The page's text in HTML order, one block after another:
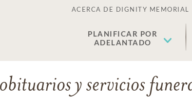
ACERCA DE DIGNITY MEMORIAL
PLANIFICAR POR
ADELANTADO
y servicios